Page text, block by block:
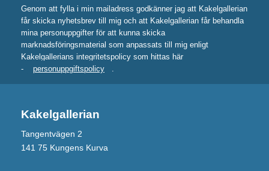
Genom att fylla i min mailadress godkänner jag att Kakelgallerian
får skicka nyhetsbrev till mig och att Kakelgallerian får behandla
mina personuppgifter för att kunna skicka
marknadsföringsmaterial som anpassats till mig enligt
Kakelgallerians integritetspolicy som hittas här
-
personuppgiftspolicy .
Kakelgallerian
Tangentvägen 2
141 75 Kungens Kurva